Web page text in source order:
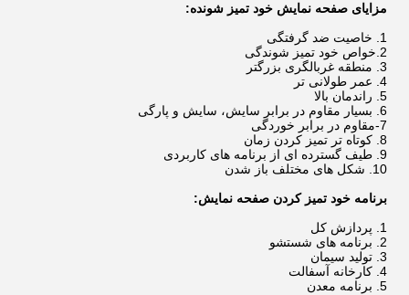
مزایای صفحه نمایش خود تمیز شونده:
1. خاصیت ضد گرفتگی
2.خواص خود تمیز شوندگی
3. منطقه غربالگری بزرگتر
4. عمر طولانی تر
5. راندمان بالا
6. بسیار مقاوم در برابر سایش، سایش و پارگی
7-مقاوم در برابر خوردگی
8. کوتاه تر تمیز کردن زمان
9. طیف گسترده ای از برنامه های کاربردی
10. شکل های مختلف باز شدن
برنامه خود تمیز کردن صفحه نمایش:
1. پردازش کل
2. برنامه های شستشو
3. تولید سیمان
4. کارخانه آسفالت
5. برنامه معدن